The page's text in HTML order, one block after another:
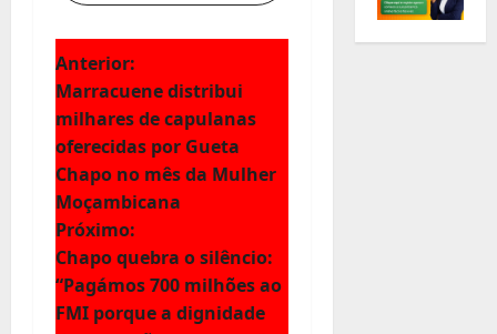
N
a
v
e
g
a
Anterior:
Marracuene distribui
milhares de capulanas
oferecidas por Gueta
Chapo no mês da Mulher
Moçambicana
Próximo:
Chapo quebra o silêncio:
“Pagámos 700 milhões ao
FMI porque a dignidade